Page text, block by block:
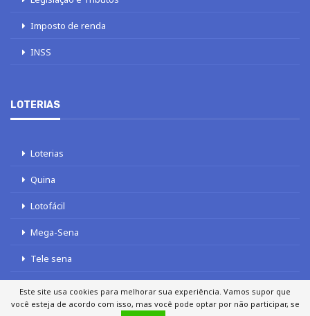
Imposto de renda
INSS
LOTERIAS
Loterias
Quina
Lotofácil
Mega-Sena
Tele sena
Este site usa cookies para melhorar sua experiência. Vamos supor que
você esteja de acordo com isso, mas você pode optar por não participar, se